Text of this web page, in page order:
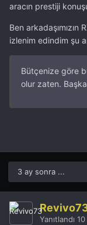
aracın prestiji
Ben
izlenim edindim şu
Bütçenize göre
olur zaten.
3 ay sonra ...
Yanıtlandı 10